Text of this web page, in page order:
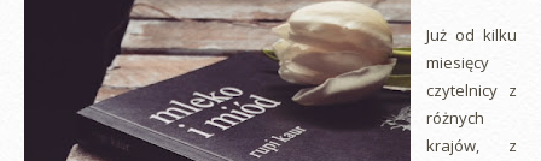
Już od kilku
miesięcy
czytelnicy z
różnych
krajów, z